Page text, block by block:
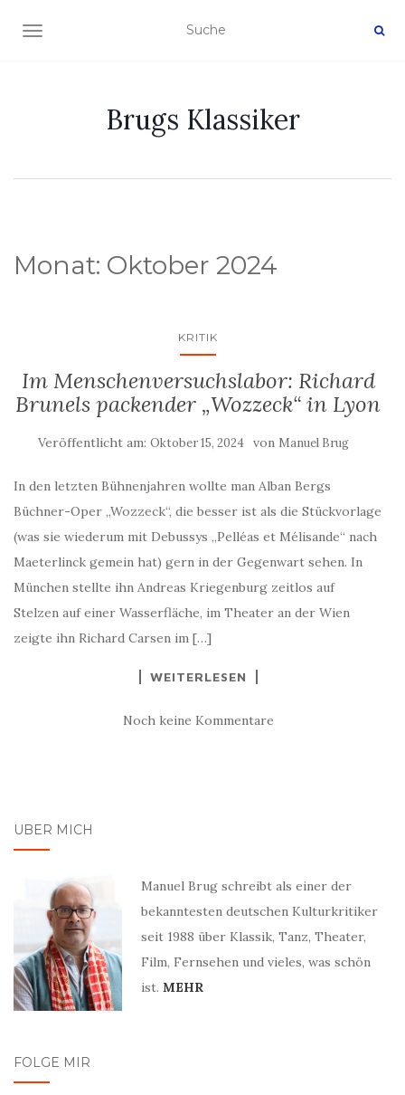
NAVIGATION EIN-/AUSSCHALTEN
Brugs Klassiker
Monat: Oktober 2024
KRITIK
Im Menschenversuchslabor: Richard
Brunels packender „Wozzeck“ in Lyon
Veröffentlicht am: Oktober 15, 2024 von Manuel Brug
In den letzten Bühnenjahren wollte man Alban Bergs
Büchner-Oper „Wozzeck“, die besser ist als die Stückvorlage
(was sie wiederum mit Debussys „Pelléas et Mélisande“ nach
Maeterlinck gemein hat) gern in der Gegenwart sehen. In
München stellte ihn Andreas Kriegenburg zeitlos auf
Stelzen auf einer Wasserfläche, im Theater an der Wien
zeigte ihn Richard Carsen im […]
WEITERLESEN
Noch keine Kommentare
ÜBER MICH
Manuel Brug schreibt als einer der
bekanntesten deutschen Kulturkritiker
seit 1988 über Klassik, Tanz, Theater,
Film, Fernsehen und vieles, was schön
ist. MEHR
FOLGE MIR